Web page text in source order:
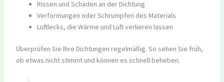
Rissen und Schäden an der Dichtung
Verformungen oder Schrumpfen des Materials
Luftlecks, die Wärme und Luft verlieren lassen
Überprüfen Sie Ihre Dichtungen regelmäßig. So sehen Sie früh,
ob etwas nicht stimmt und können es schnell beheben.